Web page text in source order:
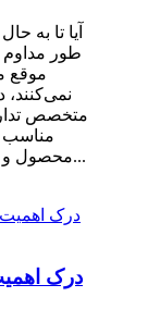
آیا تا به
طور مداوم
موقع
متخصص
مناسب
محصول و کیفیت عرضه شما تأثیر می‌گذارد...
درک